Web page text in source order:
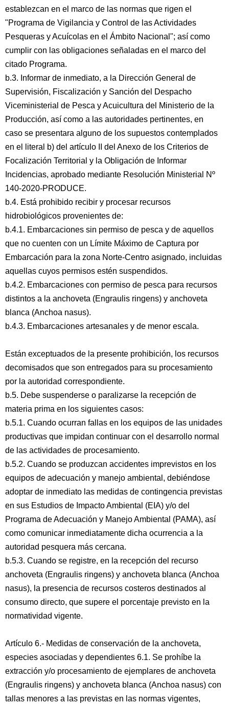
establezcan en el marco de las normas que rigen el
"Programa de Vigilancia y Control de las Actividades
Pesqueras y Acuícolas en el Ámbito Nacional"; así como
cumplir con las obligaciones señaladas en el marco del
citado Programa.
b.3. Informar de inmediato, a la Dirección General de
Supervisión, Fiscalización y Sanción del Despacho
Viceministerial de Pesca y Acuicultura del Ministerio de la
Producción, así como a las autoridades pertinentes, en
caso se presentara alguno de los supuestos contemplados
en el literal b) del artículo II del Anexo de los Criterios de
Focalización Territorial y la Obligación de Informar
Incidencias, aprobado mediante Resolución Ministerial Nº
140-2020-PRODUCE.
b.4. Está prohibido recibir y procesar recursos
hidrobiológicos provenientes de:
b.4.1. Embarcaciones sin permiso de pesca y de aquellos
que no cuenten con un Límite Máximo de Captura por
Embarcación para la zona Norte-Centro asignado, incluidas
aquellas cuyos permisos estén suspendidos.
b.4.2. Embarcaciones con permiso de pesca para recursos
distintos a la anchoveta (Engraulis ringens) y anchoveta
blanca (Anchoa nasus).
b.4.3. Embarcaciones artesanales y de menor escala.
Están exceptuados de la presente prohibición, los recursos
decomisados que son entregados para su procesamiento
por la autoridad correspondiente.
b.5. Debe suspenderse o paralizarse la recepción de
materia prima en los siguientes casos:
b.5.1. Cuando ocurran fallas en los equipos de las unidades
productivas que impidan continuar con el desarrollo normal
de las actividades de procesamiento.
b.5.2. Cuando se produzcan accidentes imprevistos en los
equipos de adecuación y manejo ambiental, debiéndose
adoptar de inmediato las medidas de contingencia previstas
en sus Estudios de Impacto Ambiental (EIA) y/o del
Programa de Adecuación y Manejo Ambiental (PAMA), así
como comunicar inmediatamente dicha ocurrencia a la
autoridad pesquera más cercana.
b.5.3. Cuando se registre, en la recepción del recurso
anchoveta (Engraulis ringens) y anchoveta blanca (Anchoa
nasus), la presencia de recursos costeros destinados al
consumo directo, que supere el porcentaje previsto en la
normatividad vigente.
Artículo 6.- Medidas de conservación de la anchoveta,
especies asociadas y dependientes 6.1. Se prohíbe la
extracción y/o procesamiento de ejemplares de anchoveta
(Engraulis ringens) y anchoveta blanca (Anchoa nasus) con
tallas menores a las previstas en las normas vigentes,